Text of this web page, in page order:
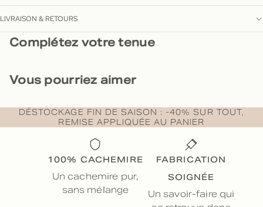
LIVRAISON & RETOURS
Complétez votre tenue
Vous pourriez aimer
DÉSTOCKAGE FIN DE SAISON : -40% SUR TOUT,
REMISE APPLIQUÉE AU PANIER
100% CACHEMIRE
Un cachemire pur,
sans mélange
FABRICATION
SOIGNÉE
Un savoir-faire qui